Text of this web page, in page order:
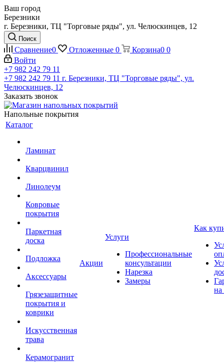
Ваш город
Березники
г. Березники, ТЦ "Торговые ряды", ул. Челюскинцев, 12
Поиск
Сравнение0 Отложенные 0 Корзина0 0
Войти
+7 982 242 79 11
+7 982 242 79 11 г. Березники, ТЦ "Торговые ряды", ул.
Челюскинцев, 12
Заказать звонок
Напольные покрытия
Каталог
Ламинат
Кварцвинил
Линолеум
Ковровые
покрытия
Паркетная
доска
Подложка
Аксессуары
Грязезащитные
покрытия и
коврики
Искусственная
трава
Керамогранит
Акции
Услуги
Профессиональные
консультации
Нарезка
Замеры
Как
на